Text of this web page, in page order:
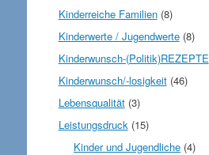
Kinderreiche Familien(8)
Kinderwerte / Jugendwerte(8)
Kinderwunsch-(Politik)REZEPTE
Kinderwunsch/-losigkeit(46)
Lebensqualität(3)
Leistungsdruck(15)
Kinder und Jugendliche (4)